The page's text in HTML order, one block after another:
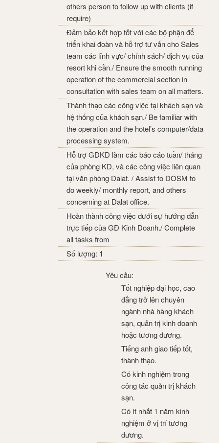
others person to follow up with clients (if
require)
Đảm bảo kết hợp tốt với các bộ phận để
triển khai đoàn và hỗ trợ tư vấn cho Sales
team các lĩnh vực/ chính sách/ dịch vụ của
resort khi cần./ Ensure the smooth running
operation of the commercial section in
consultation with sales team on all matters.
Thành thạo các công việc tại khách sạn và
hệ thống của khách sạn./ Be familiar with
the operation and the hotel’s computer/data
processing system.
Hỗ trợ GĐKD làm các báo cáo tuần/ tháng
của phòng KD, và các công việc liên quan
tại văn phòng Dalat. / Assist to DOSM to
do weekly/ monthly report, and others
concerning at Dalat office.
Hoàn thành công việc dưới sự hướng dẫn
trực tiếp của GĐ Kinh Doanh./ Complete
all tasks from
Số lượng: 1
Yêu cầu:
Tốt nghiệp đại học, cao
đẳng trở lên chuyên
ngành nhà hàng khách
sạn, quản trị kinh doanh
hoặc tương đương.
Tiếng anh giao tiếp tốt,
thành thạo.
Có kinh nghiệm trong
công tác quản trị khách
sạn.
Có ít nhất 1 năm kinh
nghiệm ở vị trí tương
đương.